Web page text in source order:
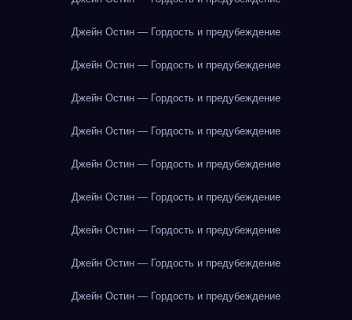
Джейн Остин — Гордость и предубеждение
Джейн Остин — Гордость и предубеждение
Джейн Остин — Гордость и предубеждение
Джейн Остин — Гордость и предубеждение
Джейн Остин — Гордость и предубеждение
Джейн Остин — Гордость и предубеждение
Джейн Остин — Гордость и предубеждение
Джейн Остин — Гордость и предубеждение
Джейн Остин — Гордость и предубеждение